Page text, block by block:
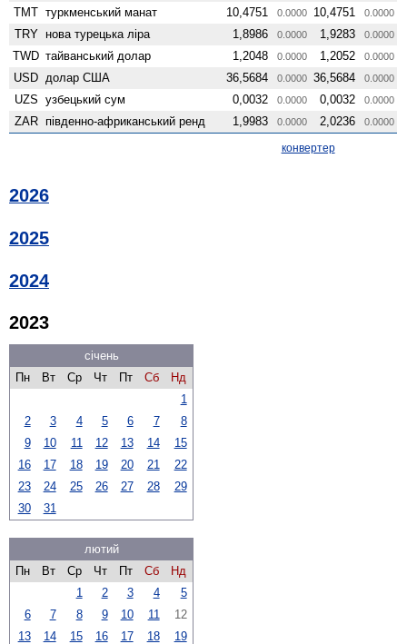
TMT туркменський манат 10,4751 0.0000 10,4751 0.0000
TRY нова турецька ліра 1,8986 0.0000 1,9283 0.0000
TWD тайванський долар 1,2048 0.0000 1,2052 0.0000
USD долар США 36,5684 0.0000 36,5684 0.0000
UZS узбецький сум 0,0032 0.0000 0,0032 0.0000
ZAR південно-африканський ренд 1,9983 0.0000 2,0236 0.0000
конвертер
2026
2025
2024
2023
січень
Пн
Вт Ср Чт Пт Сб
Нд
1
2
3 4 5 6 7
8
9
10 11 12 13 14
15
16
17 18 19 20 21
22
23
24 25 26 27 28
29
30
31
лютий
Пн
Вт Ср Чт Пт Сб
Нд
1
2 3 4
5
6
7 8 9 10 11
12
13
14 15 16 17 18 19